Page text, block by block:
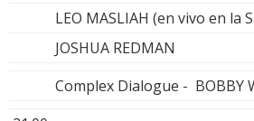
LEO MASLIAH (en vivo en la
JOSHUA REDMAN
Complex Dialogue - BOBBY